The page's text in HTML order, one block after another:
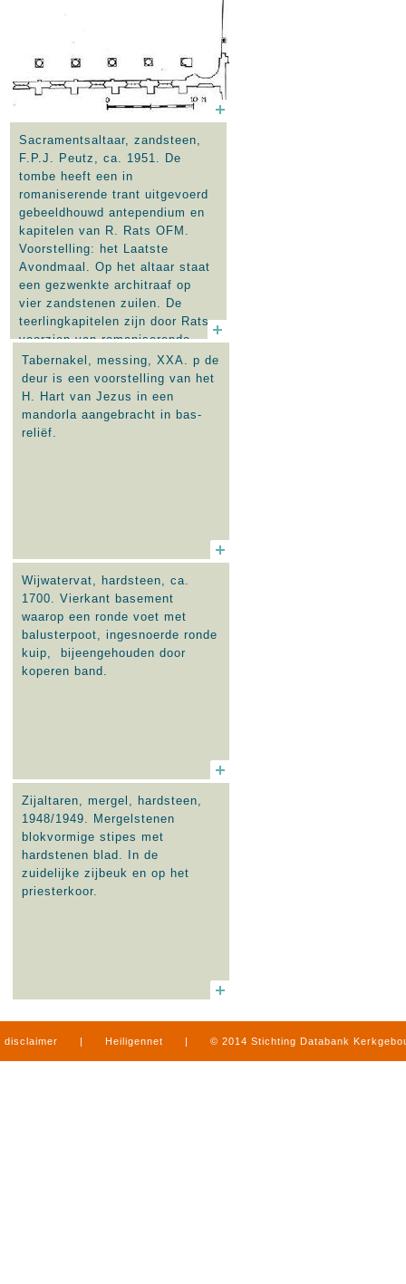
Sacramentsaltaar, zandsteen,
F.P.J. Peutz, ca. 1951. De
tombe heeft een in
romaniserende trant uitgevoerd
gebeeldhouwd antependium en
kapitelen van R. Rats OFM.
Voorstelling: het Laatste
Avondmaal. Op het altaar staat
een gezwenkte architraaf op
vier zandstenen zuilen. De
teerlingkapitelen zijn door Rats
voorzien van romaniserende
reliëfs. Voorstellingen: offer van
Kain en Abel, Kain vermoordt
Abel; offer van Melchisedech;
offer van Abraham; Joods
paasmaal.
Tabernakel, messing, XXA. p de
deur is een voorstelling van het
H. Hart van Jezus in een
mandorla aangebracht in bas-
reliëf.
Wijwatervat, hardsteen, ca.
1700. Vierkant basement
waarop een ronde voet met
balusterpoot, ingesnoerde ronde
kuip, bijeengehouden door
koperen band.
Zijaltaren, mergel, hardsteen,
1948/1949. Mergelstenen
blokvormige stipes met
hardstenen blad. In de
zuidelijke zijbeuk en op het
priesterkoor.
disclaimer | Heiligennet | © 2014 Stichting Databank